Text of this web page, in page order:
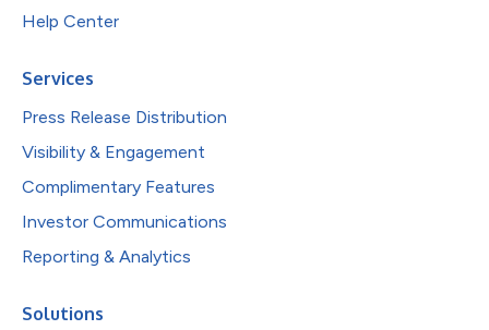
Help Center
Services
Press Release Distribution
Visibility & Engagement
Complimentary Features
Investor Communications
Reporting & Analytics
Solutions